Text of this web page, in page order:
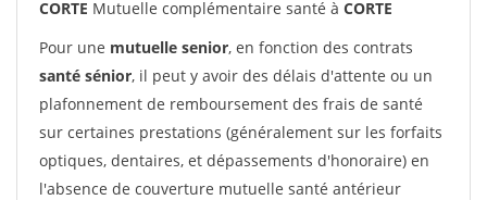
CORTE Mutuelle complémentaire santé à CORTE
Pour une mutuelle senior, en fonction des contrats
santé sénior, il peut y avoir des délais d'attente ou un
plafonnement de remboursement des frais de santé
sur certaines prestations (généralement sur les forfaits
optiques, dentaires, et dépassements d'honoraire) en
l'absence de couverture mutuelle santé antérieur